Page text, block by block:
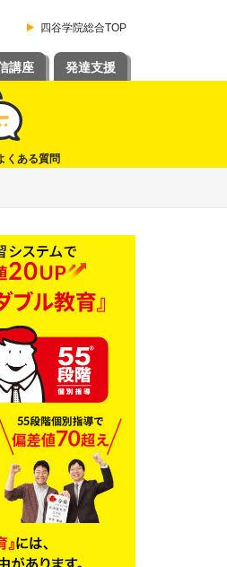
四谷学院総合TOP
講座 発達支援
くある質問